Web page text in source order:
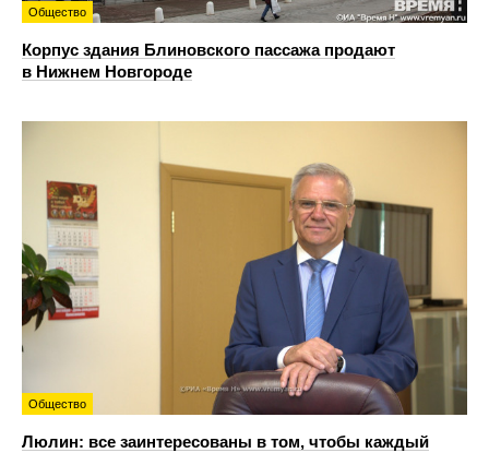
Общество
Корпус здания Блиновского пассажа продают
в Нижнем Новгороде
Общество
Люлин: все заинтересованы в том, чтобы каждый